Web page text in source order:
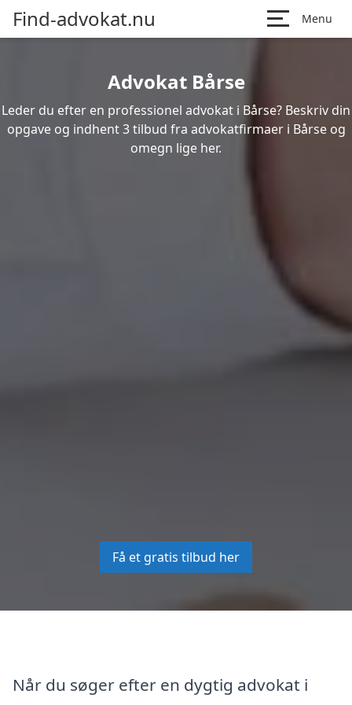
Find-advokat.nu Menu
Advokat Bårse
Leder du efter en professionel advokat i Bårse? Beskriv din
opgave og indhent 3 tilbud fra advokatfirmaer i Bårse og
omegn lige her.
Få et gratis tilbud her
Når du søger efter en dygtig advokat i